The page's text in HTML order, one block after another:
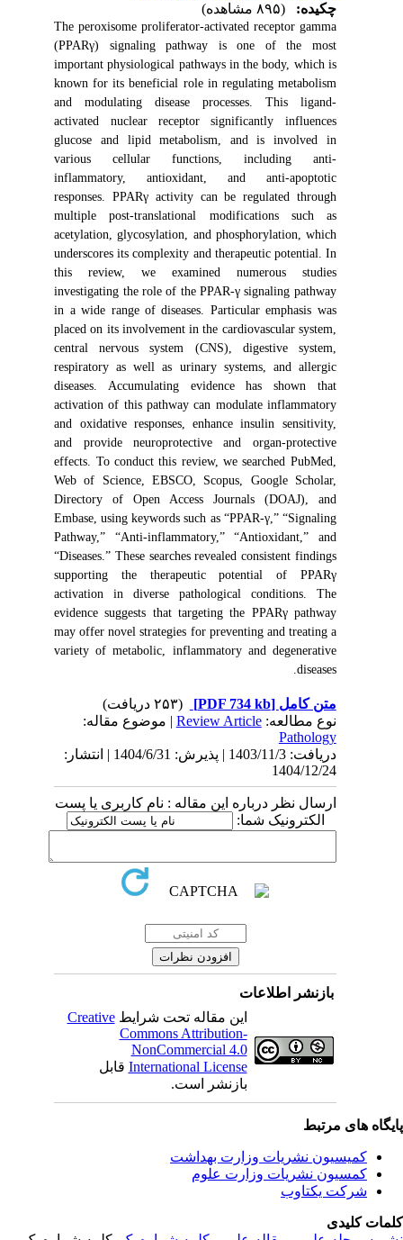
چکیده:
The peroxisome proliferator-activated receptor gamma
(PPARγ) signaling pathway is one of the most
important physiological pathways in the body, which is
known for its beneficial role in regulating metabolism
and modulating disease processes. This ligand-
activated nuclear receptor significantly influences
glucose and lipid metabolism, and is involved in
various cellular functions, including anti-
inflammatory, antioxidant, and anti-apoptotic
responses. PPARγ activity can be regulated through
multiple post-translational modifications such as
acetylation, glycosylation, and phosphorylation, which
underscores its complexity and therapeutic potential. In
this review, we examined numerous studies
investigating the role of the PPAR-γ signaling pathway
in a wide range of diseases. Particular emphasis was
placed on its involvement in the cardiovascular system,
central nervous system (CNS), digestive system,
respiratory as well as urinary systems, and allergic
diseases. Accumulating evidence has shown that
activation of this pathway can modulate inflammatory
and oxidative responses, enhance insulin sensitivity,
and provide neuroprotective and organ-protective
effects. To conduct this review, we searched PubMed,
Web of Science, EBSCO, Scopus, Google Scholar,
Directory of Open Access Journals (DOAJ), and
Embase, using keywords such as “PPAR-γ,” “Signaling
Pathway,” “Anti-inflammatory,” “Antioxidant,” and
“Diseases.” These searches revealed consistent findings
supporting the therapeutic potential of PPARγ
activation in diverse pathological conditions. The
evidence suggests that targeting the PPARγ pathway
may offer novel strategies for preventing and treating a
variety of metabolic, inflammatory and degenerative
diseases.
متن کامل[PDF 734 kb]
نوع مطالعه:Review Article| موضوع مقاله:
Pathology
دریافت: 1403/11/3 | پذیرش: 1404/6/31 | انتشار:
1404/12/24
ارسال نظر درباره این مقاله : نام کاربری یا پست
الکترونیک شما:
بازنشر اطلاعات
این مقاله تحت شرایطCreative
Commons Attribution-
NonCommercial 4.0
International Licenseقابل
بازنشر است.
های مرتبط
کمیسیون نشریات وزارت بهداشت
کمسیون نشریات وزارت علوم
شرکت یکتاوب
کلیدی